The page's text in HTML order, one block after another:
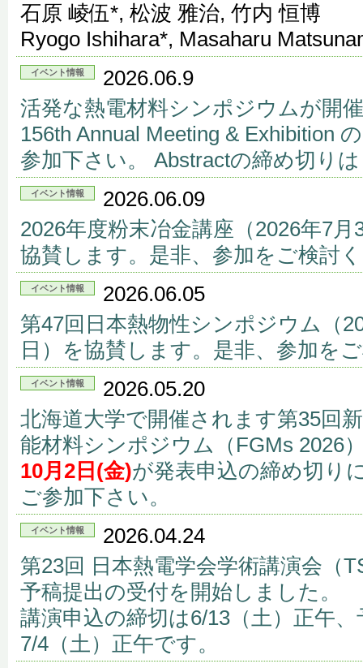
石原 崚伍*, 松波 雅治, 竹内 恒博
Ryogo Ishihara*, Masaharu
イベント情報
2026.06.9
活発な熱電材料シンポジウムが開
156th Annual Meeting & Exhibition
参加下さい。 Abstractの締め切り
イベント情報
2026.06.09
2026年度粉末冶金講座（2026年7
協賛します。是非、参加をご検討
イベント情報
2026.06.05
第47回日本熱物性シンポジウム（
日）を協賛します。是非、参加を
イベント情報
2026.05.20
北海道大学で開催されます第35回
能材料シンポジウム（FGMs 2026
10月2日(金)が発表申込の締め切り
ご参加下さい。
イベント情報
2026.04.24
第23回 日本熱電学会学術講演会（
予稿提出の受付を開始しました。
講演申込の締切は6/13（土）正午
7/4（土）正午です。